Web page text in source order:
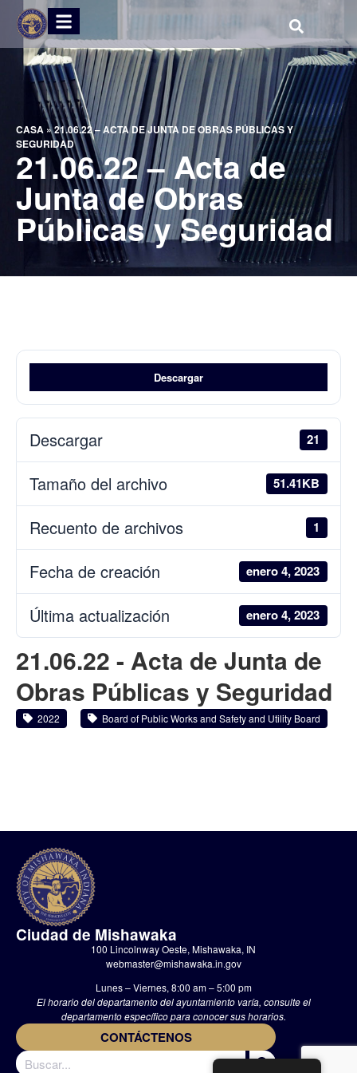
CASA »21.06.22 – ACTA DE JUNTA DE OBRAS PÚBLICAS Y
SEGURIDAD
21.06.22 – Acta de
Junta de Obras
Públicas y Seguridad
Descargar
Descargar 21
Tamaño del archivo 51.41KB
Recuento de archivos 1
Fecha de creación enero 4, 2023
Última actualización enero 4, 2023
21.06.22 - Acta de Junta de
Obras Públicas y Seguridad
2022 Board of Public Works and Safety and Utility Board
Ciudad de Mishawaka
100 Lincolnway Oeste, Mishawaka, IN
webmaster@mishawaka.in.gov
Lunes – Viernes, 8:00 am – 5:00 pm
El horario del departamento del ayuntamiento varía, consulte el
departamento específico para conocer sus horarios.
CONTÁCTENOS